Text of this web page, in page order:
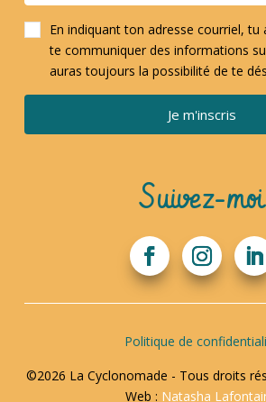
En indiquant ton adresse courriel, tu
te communiquer des informations
auras toujours la possibilité de te
Je m'inscris
Suivez-moi
Politique de
©2026 La Cyclonomade - Tous droits
Web : Natasha